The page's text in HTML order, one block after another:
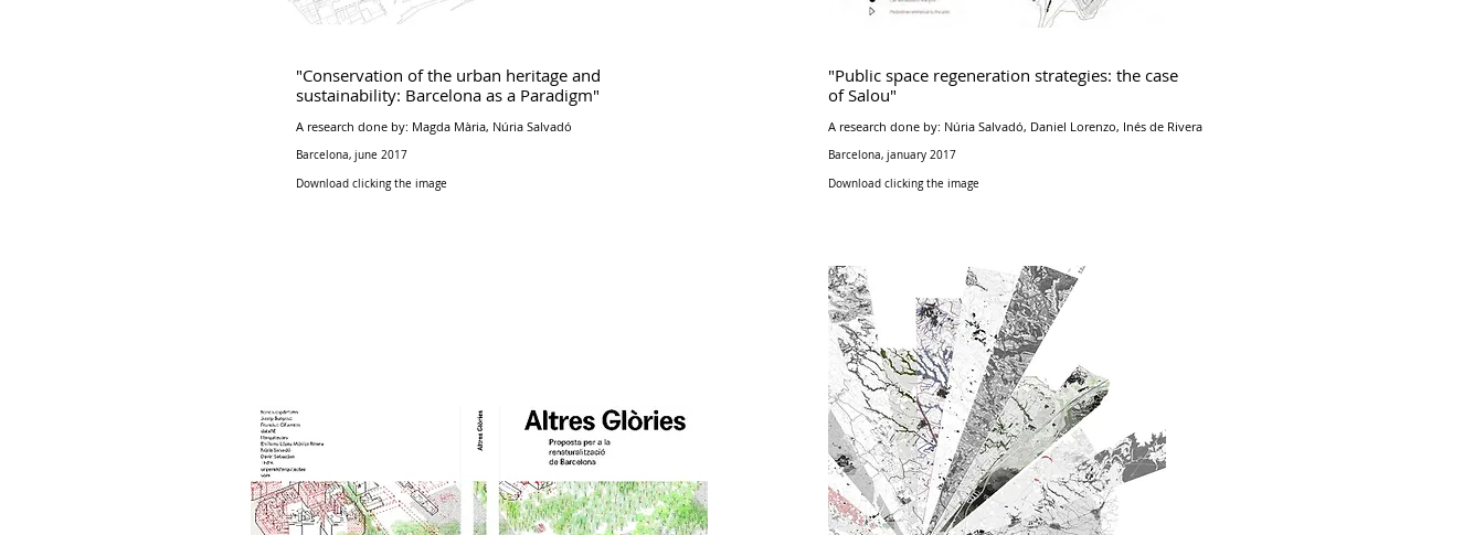
"Conservation of the urban heritage and
sustainability: Barcelona as a Paradigm"
A research done by: Magda Mària, Núria Salvadó
Barcelona, june 2017
Download clicking the image
"Public space regeneration strategies: the case
of Salou"
A research done by: Núria Salvadó, Daniel Lorenzo, Inés de Rivera
Barcelona, january 2017
Download clicking the image